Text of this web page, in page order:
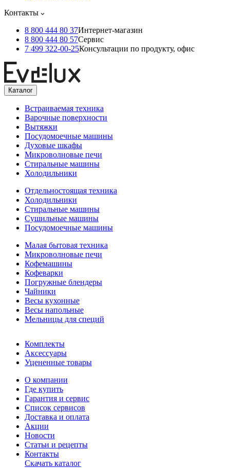
Контакты
8 800 444 80 37Интернет-магазин
8 800 444 80 57Сервис
7 499 322-00-25Консультации по продукту, офис
Каталог
Встраиваемая техника
Варочные поверхности
Вытяжки
Посудомоечные машины
Духовые шкафы
Микроволновые печи
Стиральные машины
Холодильники
Отдельностоящая техника
Холодильники
Стиральные машины
Сушильные машины
Посудомоечные машины
Малая бытовая техника
Микроволновые печи
Кофемашины
Кофеварки
Погружные блендеры
Чайники
Весы кухонные
Весы напольные
Мельницы для специй
Комплекты
Аксессуары
Уцененные товары
О компании
Где купить
Гарантия и сервис
Список сервисов
Доставка и оплата
Акции
Новости
Статьи и рецепты
Контакты
Скачать каталог